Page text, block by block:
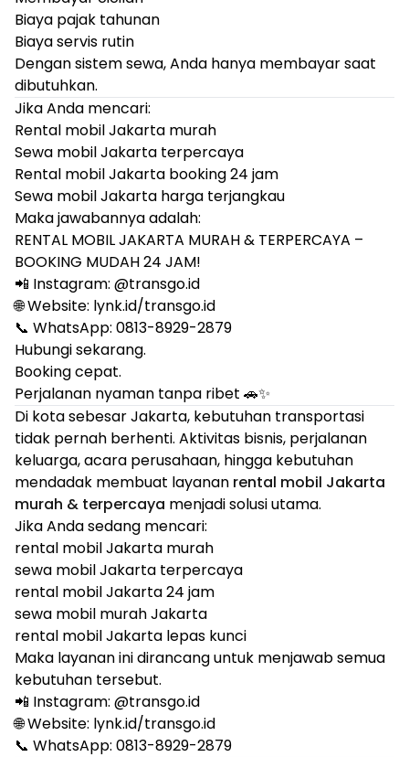
Biaya pajak tahunan
Biaya servis rutin
Dengan sistem sewa, Anda hanya membayar saat
dibutuhkan.
Jika Anda mencari:
Rental mobil Jakarta murah
Sewa mobil Jakarta terpercaya
Rental mobil Jakarta booking 24 jam
Sewa mobil Jakarta harga terjangkau
Maka jawabannya adalah:
RENTAL MOBIL JAKARTA MURAH & TERPERCAYA –
BOOKING MUDAH 24 JAM!
📲 Instagram: @transgo.id
🌐 Website: lynk.id/transgo.id
📞 WhatsApp: 0813-8929-2879
Hubungi sekarang.
Booking cepat.
Perjalanan nyaman tanpa ribet 🚗✨
Di kota sebesar Jakarta, kebutuhan transportasi
tidak pernah berhenti. Aktivitas bisnis, perjalanan
keluarga, acara perusahaan, hingga kebutuhan
mendadak membuat layanan rental mobil Jakarta
murah & terpercaya menjadi solusi utama.
Jika Anda sedang mencari:
rental mobil Jakarta murah
sewa mobil Jakarta terpercaya
rental mobil Jakarta 24 jam
sewa mobil murah Jakarta
rental mobil Jakarta lepas kunci
Maka layanan ini dirancang untuk menjawab semua
kebutuhan tersebut.
📲 Instagram: @transgo.id
🌐 Website: lynk.id/transgo.id
📞 WhatsApp: 0813-8929-2879